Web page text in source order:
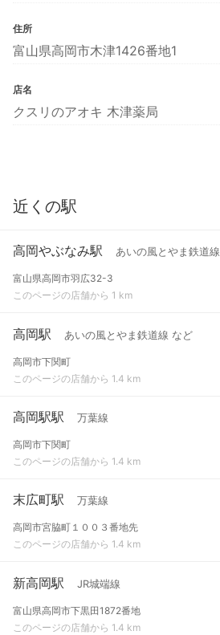
住所
富山県高岡市木津1426番地1
店名
クスリのアオキ 木津薬局
近くの駅
高岡やぶなみ駅 あいの風とやま鉄道線
富山県高岡市羽広32-3
このページの店舗から 1 km
高岡駅 あいの風とやま鉄道線 など
高岡市下関町
このページの店舗から 1.4 km
高岡駅駅 万葉線
高岡市下関町
このページの店舗から 1.4 km
末広町駅 万葉線
高岡市宮脇町１００３番地先
このページの店舗から 1.4 km
新高岡駅 JR城端線
富山県高岡市下黒田1872番地
このページの店舗から 1.4 km